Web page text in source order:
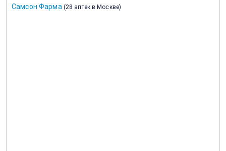
Самсон Фарма (28 аптек в Москве)